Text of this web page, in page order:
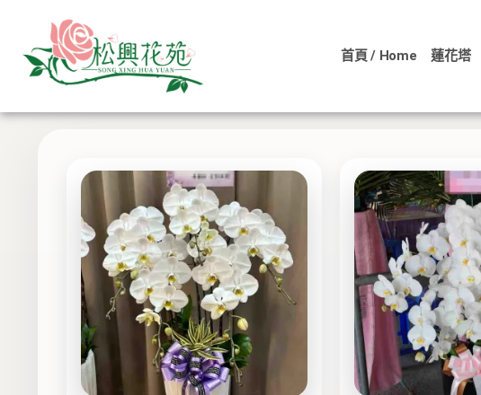
首頁 / Home 蓮花塔
顯示所有 9 筆結果
排
序：
低
至